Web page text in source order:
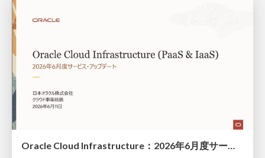
Oracle Cloud Infrastructure：2026年6月度サービス・アップデート